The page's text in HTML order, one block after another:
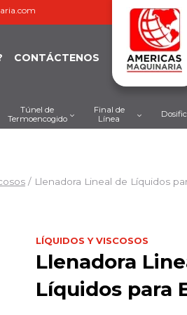
CONTÁCTENOS
Túnel de
Termoencogido
Final de
Línea
/ Llenadora Lineal de Líquidos
LÍQUIDOS Y VISCOSOS
Llenadora
Líquidos para